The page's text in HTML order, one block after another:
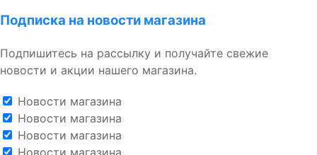
Подписка на новости магазина
Подпишитесь на рассылку и получайте свежие
новости и акции нашего магазина.
Новости магазина
Новости магазина
Новости магазина
Новости магазина